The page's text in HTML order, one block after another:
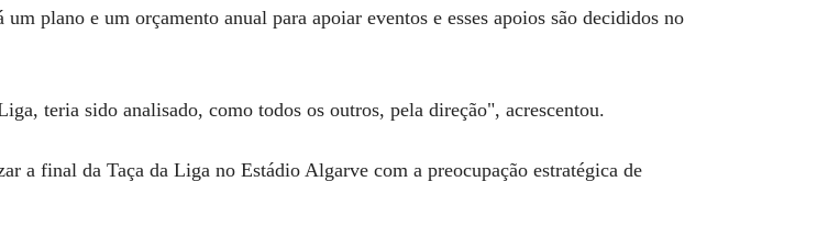
plano e um orçamento anual para apoiar eventos e esses apoios são decididos no
teria sido analisado, como todos os outros, pela direção", acrescentou.
a final da Taça da Liga no Estádio Algarve com a preocupação estratégica de